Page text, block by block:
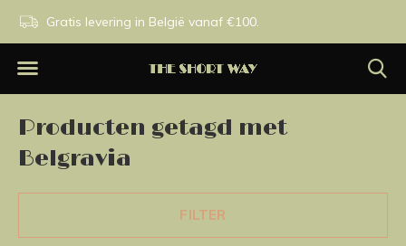
Gratis levering in België vanaf €100.
Producten getagd met
Belgravia
FILTER